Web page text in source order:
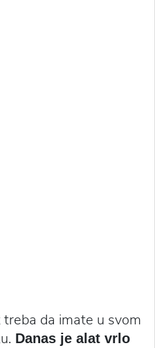
da imate u svom
Danas je alat vrlo